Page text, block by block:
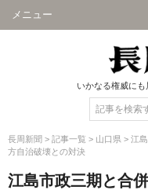
メニュー
いかなる権威に
長周新聞 > 記事一覧 > 山口県 > 江
方自治破壊との対決
江島市政三期と合